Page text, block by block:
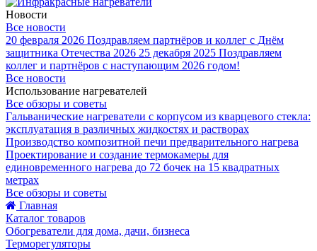
Новости
Все новости
20 февраля 2026 Поздравляем партнёров и коллег с Днём
защитника Отечества 2026 25 декабря 2025 Поздравляем
коллег и партнёров с наступающим 2026 годом!
Все новости
Использование нагревателей
Все обзоры и советы
Гальванические нагреватели с корпусом из кварцевого стекла:
эксплуатация в различных жидкостях и растворах
Производство композитной печи предварительного нагрева
Проектирование и создание термокамеры для
единовременного нагрева до 72 бочек на 15 квадратных
метрах
Все обзоры и советы
Главная
Каталог товаров
Обогреватели для дома, дачи, бизнеса
Терморегуляторы